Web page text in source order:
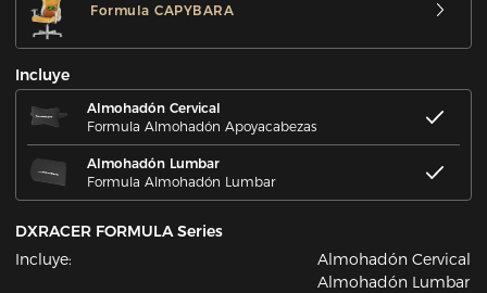
Formula CAPYBARA
Incluye
Almohadón Cervical
Formula Almohadón Apoyacabezas
Almohadón Lumbar
Formula Almohadón Lumbar
DXRACER FORMULA Series
Incluye:
Almohadón Cervical
Almohadón Lumbar